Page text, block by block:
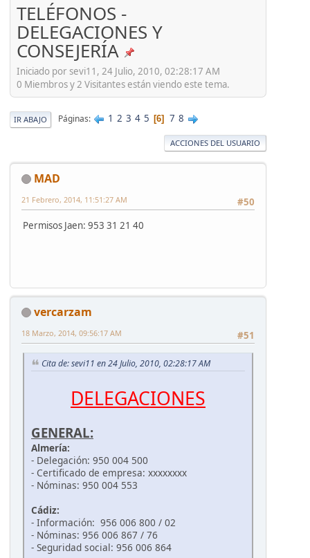
TELÉFONOS -
DELEGACIONES Y
CONSEJERÍA
Iniciado por sevi11, 24 Julio, 2010, 02:28:17 AM
0 Miembros y 2 Visitantes están viendo este tema.
IR ABAJO Páginas 1 2 3 4 5 6 7 8
ACCIONES DEL USUARIO
MAD
#50
21 Febrero, 2014, 11:51:27 AM
Permisos Jaen: 953 31 21 40
vercarzam
#51
18 Marzo, 2014, 09:56:17 AM
Cita de: sevi11 en 24 Julio, 2010, 02:28:17 AM
DELEGACIONES
GENERAL:
Almería:
- Delegación: 950 004 500
- Certificado de empresa: xxxxxxxx
- Nóminas: 950 004 553
Cádiz:
- Información: 956 006 800 / 02
- Nóminas: 956 006 867 / 76
- Seguridad social: 956 006 864